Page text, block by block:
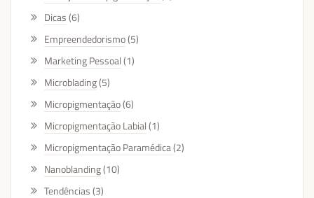
Dicas(6)
Empreendedorismo(5)
Marketing Pessoal(1)
Microblading(5)
Micropigmentação(6)
Micropigmentação Labial(1)
Micropigmentação Paramédica(2)
Nanoblanding(10)
Tendências(3)